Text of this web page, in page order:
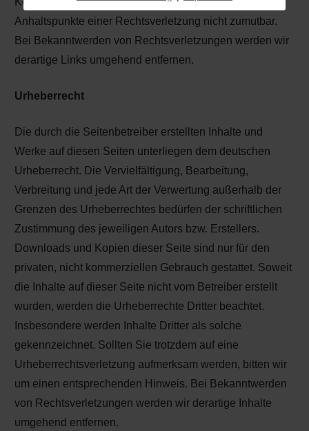
Anhaltspunkte einer Rechtsverletzung nicht zumutbar.
Bei Bekanntwerden von Rechtsverletzungen werden wir
derartige Links umgehend entfernen.
Urheberrecht
Die durch die Seitenbetreiber erstellten Inhalte und
Werke auf diesen Seiten unterliegen dem deutschen
Urheberrecht. Die Vervielfältigung, Bearbeitung,
Verbreitung und jede Art der Verwertung außerhalb der
Grenzen des Urheberrechtes bedürfen der schriftlichen
Zustimmung des jeweiligen Autors bzw. Erstellers.
Downloads und Kopien dieser Seite sind nur für den
privaten, nicht kommerziellen Gebrauch gestattet. Soweit
die Inhalte auf dieser Seite nicht vom Betreiber erstellt
wurden, werden die Urheberrechte Dritter beachtet.
Insbesondere werden Inhalte Dritter als solche
gekennzeichnet. Sollten Sie trotzdem auf eine
Urheberrechtsverletzung aufmerksam werden, bitten wir
um einen entsprechenden Hinweis. Bei Bekanntwerden
von Rechtsverletzungen werden wir derartige Inhalte
umgehend entfernen.